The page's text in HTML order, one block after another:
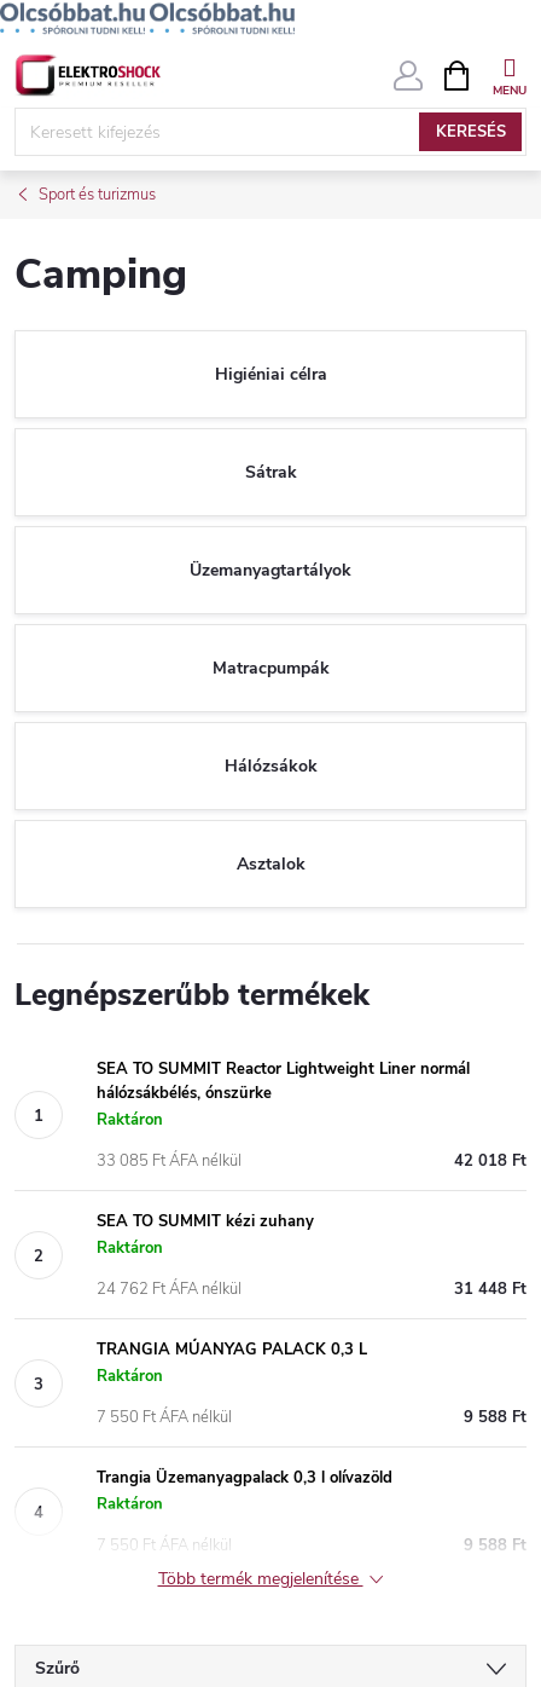
Ugrás
KERESÉS
KOSÁR
Sport és turizmus
Camping
Higiéniai célra
Sátrak
Üzemanyagtartályok
Matracpumpák
Hálózsákok
Asztalok
Legnépszerűbb termékek
SEA TO SUMMIT Reactor Lightweight Liner normál
hálózsákbélés, ónszürke
Raktáron
42 018 Ft
33 085 Ft ÁFA nélkül
SEA TO SUMMIT kézi zuhany
Raktáron
31 448 Ft
24 762 Ft ÁFA nélkül
TRANGIA MŰANYAG PALACK 0,3 L
Raktáron
9 588 Ft
7 550 Ft ÁFA nélkül
Trangia Üzemanyagpalack 0,3 l olívazöld
Raktáron
9 588 Ft
7 550 Ft ÁFA nélkül
Több termék megjelenítése
Szűrő